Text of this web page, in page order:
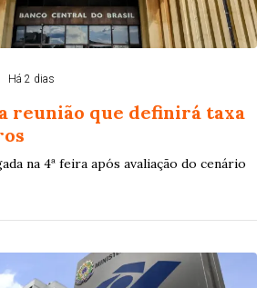
Há 2 dias
reunião que definirá taxa
na 4ª feira após avaliação do cenário